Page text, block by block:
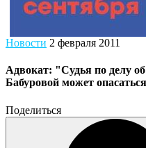
Новости 2 февраля 2011
Адвокат: "Судья по делу
Бабуровой может
Поделиться